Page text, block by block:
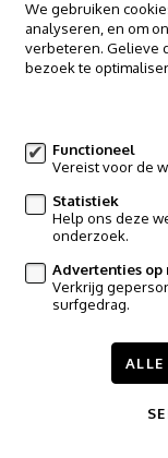
We gebruiken
analyseren, en om
verbeteren. Gelieve
bezoek te
Functioneel
Vereist voor de
Statistiek
Help ons deze
onderzoek.
Advertenties op
Verkrijg
surfgedrag.